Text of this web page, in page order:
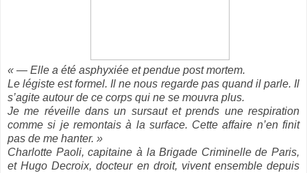
« — Elle a été asphyxiée et pendue post mortem.
Le légiste est formel. Il ne nous regarde pas quand il parle. Il
s’agite autour de ce corps qui ne se mouvra plus.
Je me réveille dans un sursaut et prends une respiration
comme si je remontais à la surface. Cette affaire n’en finit
pas de me hanter. »
Charlotte Paoli, capitaine à la Brigade Criminelle de Paris,
et Hugo Decroix, docteur en droit, vivent ensemble depuis